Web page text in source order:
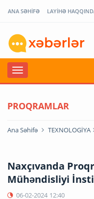
ANA SƏHİFƏ LAYİHƏ
PROQRAMLAR
Ana Səhifə TEXNOLOGİYA
Naxçıvanda
Mühəndisliyi
06-02-2024 12:40